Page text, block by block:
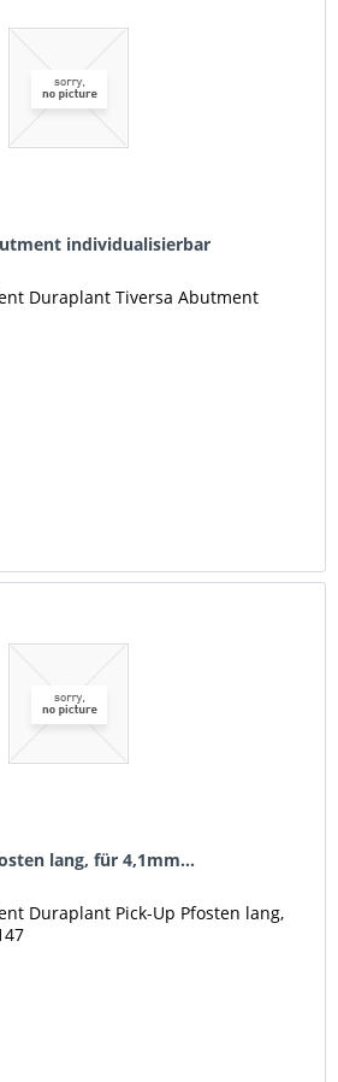
individualisierbar
Duraplant Tiversa Abutment
lang, für 4,1mm...
Duraplant Pick-Up Pfosten lang,